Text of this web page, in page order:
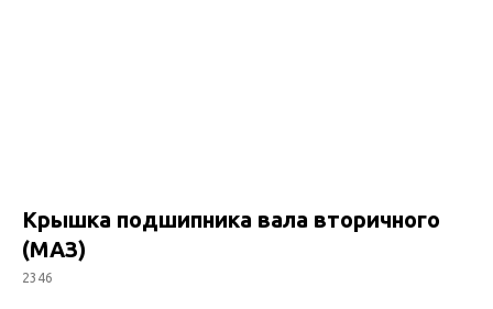
Крышка подшипника вала вторичного
(МАЗ)
2346